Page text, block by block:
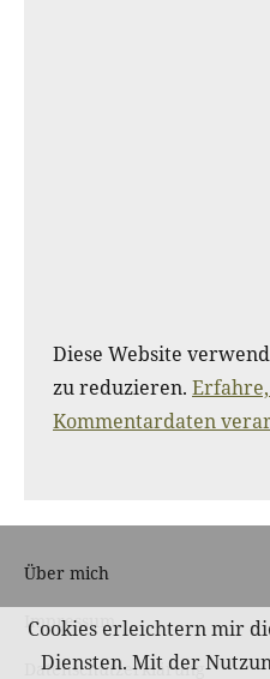
Diese Website
zu reduzieren.
Kommentardaten
Über mich
Impressum
Datenschutzerklärung
Cookies erleichtern mir
Diensten. Mit der